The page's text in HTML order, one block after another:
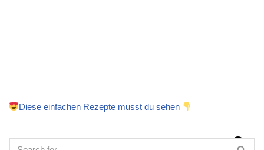
Diese einfachen Rezepte musst du sehen